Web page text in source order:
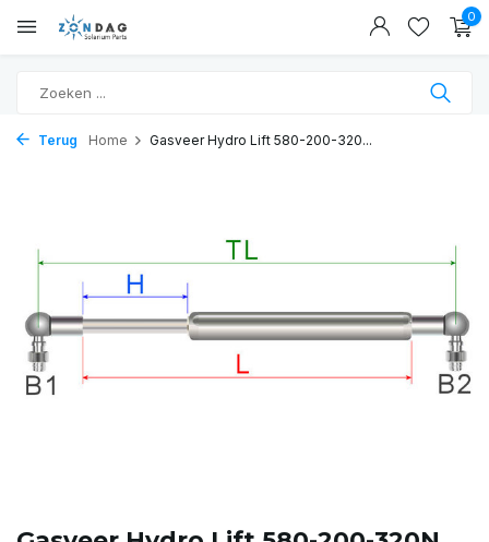
0
Terug Home Gasveer Hydro Lift 580-200-320...